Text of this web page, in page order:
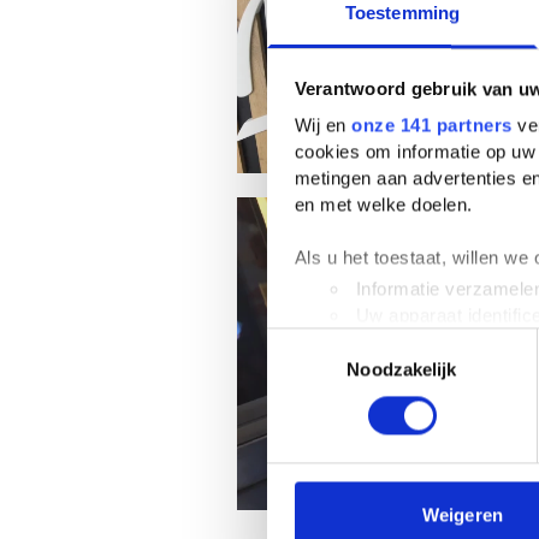
Toestemming
Verantwoord gebruik van
Wij en onze 141 partners
cookies om informatie op
metingen aan advertenties
en met welke doelen.
Als u het toestaat, willen we
Informatie
toestemming op elk
We gebruiken cookies om
media, adverteren en
verstrekt of die ze hebben
Noodzakelijk
Weigeren